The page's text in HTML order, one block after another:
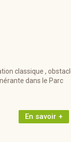
classique ,
dans le Parc
En savoir +